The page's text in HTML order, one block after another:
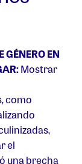
GÉNERO EN
Mostrar
como
el
una brecha